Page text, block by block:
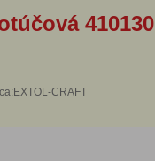
410130
CRAFT